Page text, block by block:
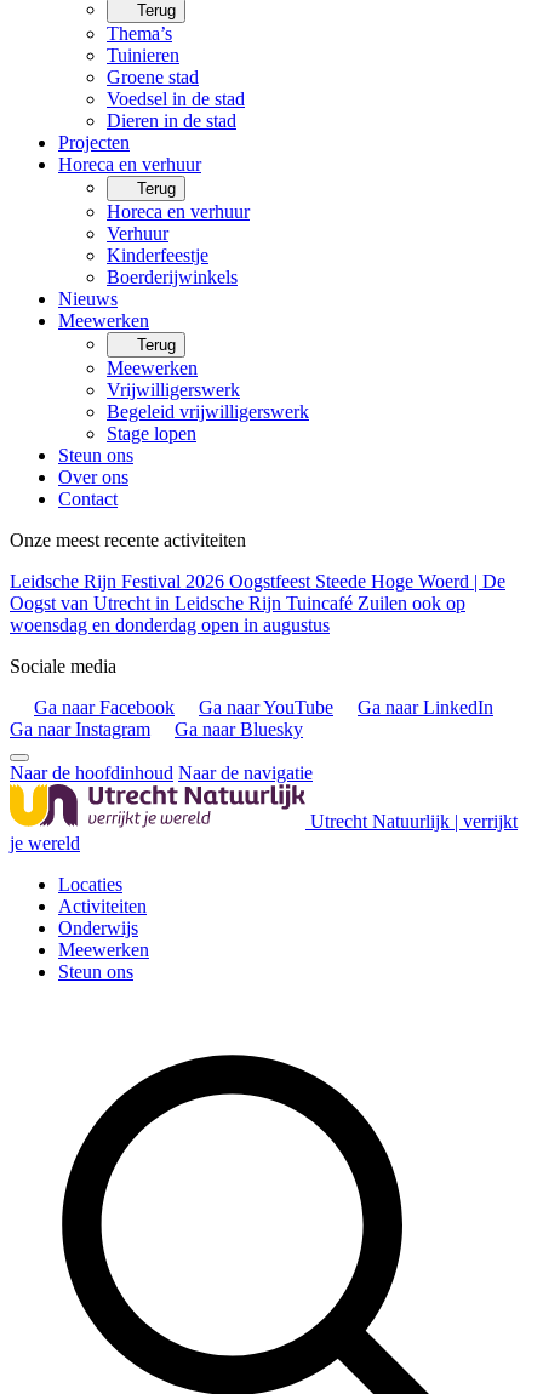
Terug
Thema’s
Tuinieren
Groene stad
Voedsel in de stad
Dieren in de stad
Projecten
Horeca en verhuur
Terug
Horeca en verhuur
Verhuur
Kinderfeestje
Boerderijwinkels
Nieuws
Meewerken
Terug
Meewerken
Vrijwilligerswerk
Begeleid vrijwilligerswerk
Stage lopen
Steun ons
Over ons
Contact
Onze meest recente activiteiten
Leidsche Rijn Festival 2026 Oogstfeest Steede Hoge Woerd | De
Oogst van Utrecht in Leidsche Rijn Tuincafé Zuilen ook op
woensdag en donderdag open in augustus
Sociale media
Ga naar Facebook
Ga naar YouTube
Ga naar LinkedIn
Ga naar Instagram
Ga naar Bluesky
Naar de hoofdinhoud Naar de navigatie
Utrecht Natuurlijk | verrijkt
je wereld
Locaties
Activiteiten
Onderwijs
Meewerken
Steun ons